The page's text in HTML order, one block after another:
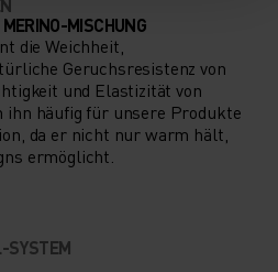
MISCHUNG
die Weichheit,
Geruchsresistenz von
und Elastizität von
ihn häufig für unsere Produkte
da er nicht nur warm hält,
ermöglicht.
SYSTEM